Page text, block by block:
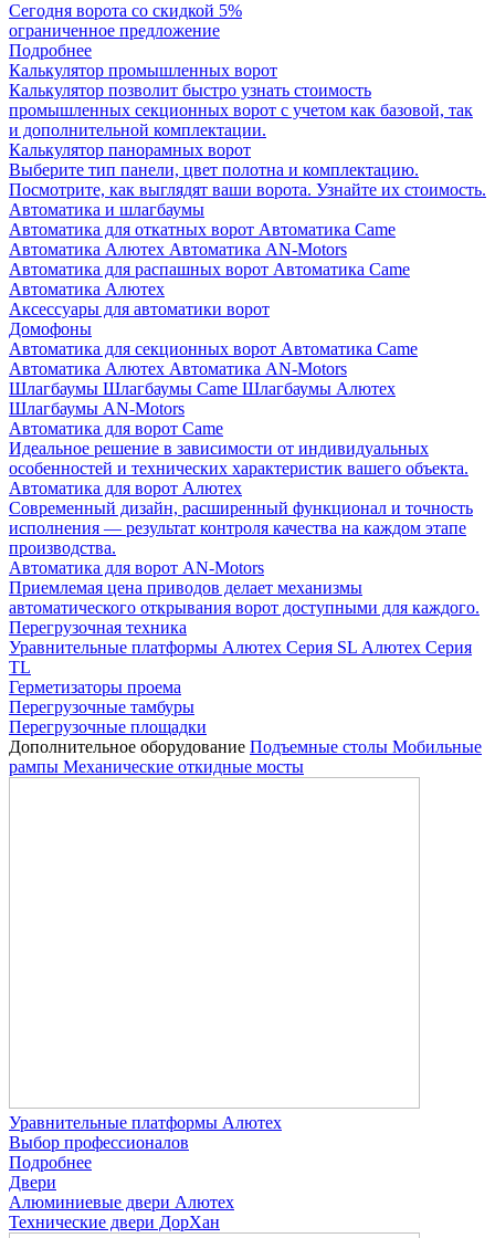
Сегодня ворота со скидкой 5%
ограниченное предложение
Подробнее
Калькулятор промышленных ворот
Калькулятор позволит быстро узнать стоимость
промышленных секционных ворот с учетом как базовой, так
и дополнительной комплектации.
Калькулятор панорамных ворот
Выберите тип панели, цвет полотна и комплектацию.
Посмотрите, как выглядят ваши ворота. Узнайте их стоимость.
Автоматика и шлагбаумы
Автоматика для откатных ворот Автоматика Came
Автоматика Алютех Автоматика AN-Motors
Автоматика для распашных ворот Автоматика Came
Автоматика Алютех
Аксессуары для автоматики ворот
Домофоны
Автоматика для секционных ворот Автоматика Came
Автоматика Алютех Автоматика AN-Motors
Шлагбаумы Шлагбаумы Came Шлагбаумы Алютех
Шлагбаумы AN-Motors
Автоматика для ворот Came
Идеальное решение в зависимости от индивидуальных
особенностей и технических характеристик вашего объекта.
Автоматика для ворот Алютех
Современный дизайн, расширенный функционал и точность
исполнения — результат контроля качества на каждом этапе
производства.
Автоматика для ворот AN-Motors
Приемлемая цена приводов делает механизмы
автоматического открывания ворот доступными для каждого.
Перегрузочная техника
Уравнительные платформы Алютех Серия SL Алютех Серия
TL
Герметизаторы проема
Перегрузочные тамбуры
Перегрузочные площадки
Дополнительное оборудование Подъемные столы Мобильные
рампы Механические откидные мосты
Уравнительные платформы Алютех
Выбор профессионалов
Подробнее
Двери
Алюминиевые двери Алютех
Технические двери ДорХан